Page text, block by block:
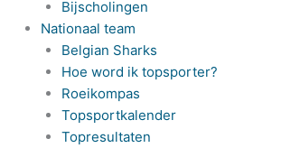
Bijscholingen
Nationaal team
Belgian Sharks
Hoe word ik topsporter?
Roeikompas
Topsportkalender
Topresultaten